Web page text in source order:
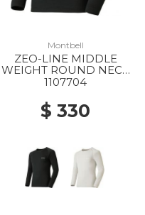
Montbell
ZEO-LINE MIDDLE
WEIGHT ROUND NECK
SHIRT MS BK
1107704
$ 330